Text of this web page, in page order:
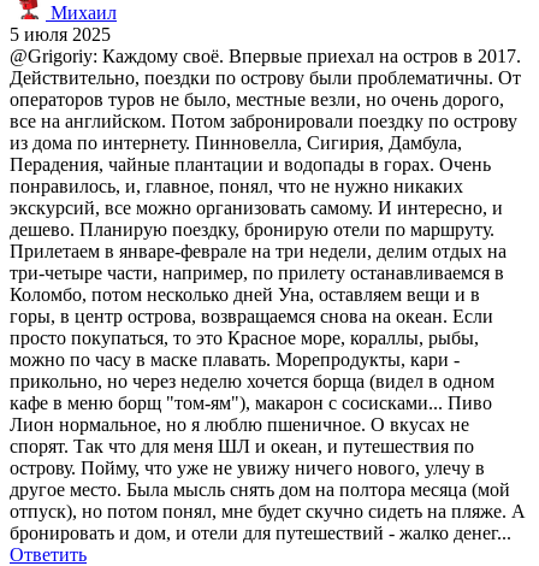
Михаил
5 июля 2025
@Grigoriy: Каждому своё. Впервые приехал на остров в 2017.
Действительно, поездки по острову были проблематичны. От
операторов туров не было, местные везли, но очень дорого,
все на английском. Потом забронировали поездку по острову
из дома по интернету. Пинновелла, Сигирия, Дамбула,
Перадения, чайные плантации и водопады в горах. Очень
понравилось, и, главное, понял, что не нужно никаких
экскурсий, все можно организовать самому. И интересно, и
дешево. Планирую поездку, бронирую отели по маршруту.
Прилетаем в январе-феврале на три недели, делим отдых на
три-четыре части, например, по прилету останавливаемся в
Коломбо, потом несколько дней Уна, оставляем вещи и в
горы, в центр острова, возвращаемся снова на океан. Если
просто покупаться, то это Красное море, кораллы, рыбы,
можно по часу в маске плавать. Морепродукты, кари -
прикольно, но через неделю хочется борща (видел в одном
кафе в меню борщ "том-ям"), макарон с сосисками... Пиво
Лион нормальное, но я люблю пшеничное. О вкусах не
спорят. Так что для меня ШЛ и океан, и путешествия по
острову. Пойму, что уже не увижу ничего нового, улечу в
другое место. Была мысль снять дом на полтора месяца (мой
отпуск), но потом понял, мне будет скучно сидеть на пляже. А
бронировать и дом, и отели для путешествий - жалко денег...
Ответить